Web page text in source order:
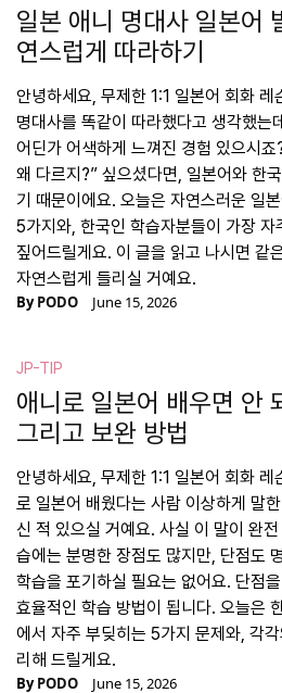
일본 애니 명대사 일본어
연스럽게 따라하기
안녕하세요, 무제한 1:1 일본어 회화 레
명대사를 똑같이 따라했다고 생각했는
어딘가 어색하게 느껴진 경험 있으시
왜 다르지?” 싶으셨다면, 일본어와 한
기 때문이에요. 오늘은 자연스러운 일
5가지와, 한국인 학습자분들이 가장
짚어드릴게요. 이 글을 읽고 나시면 같
자연스럽게 들리실 거예요.
ByPODO June 15, 2026
JP-TIP
애니로 일본어 배우면
그리고 보완 방법
안녕하세요, 무제한 1:1 일본어 회화 레
로 일본어 배웠다는 사람 이상하게 말
신 적 있으실 거예요. 사실 이 말이 완
습에는 분명한 장점도 많지만, 단점도
학습을 포기하실 필요는 없어요. 단점
효율적인 학습 방법이 됩니다. 오늘은
에서 자주 부딪히는 5가지 문제와, 각
리해 드릴게요.
ByPODO June 15, 2026